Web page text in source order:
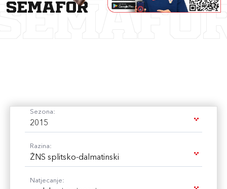
semafor
Sezona:
2015
Razina:
ŽNS splitsko-dalmatinski
Natjecanje: